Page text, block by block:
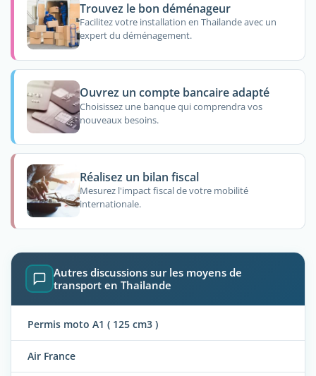
Trouvez le bon déménageur
Facilitez votre installation en Thailande avec un
expert du déménagement.
Ouvrez un compte bancaire adapté
Choisissez une banque qui comprendra vos
nouveaux besoins.
Réalisez un bilan fiscal
Mesurez l'impact fiscal de votre mobilité
internationale.
Autres discussions sur les moyens de
transport en Thailande
Permis moto A1 ( 125 cm3 )
Air France